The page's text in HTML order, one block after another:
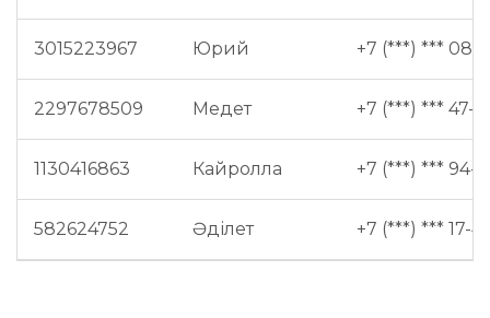
3015223967 Юрий +7 (***) *** 08-
2297678509 Медет +7 (***) *** 47-
1130416863 Кайролла +7 (***) *** 94-
582624752 Әділет +7 (***) *** 17-41